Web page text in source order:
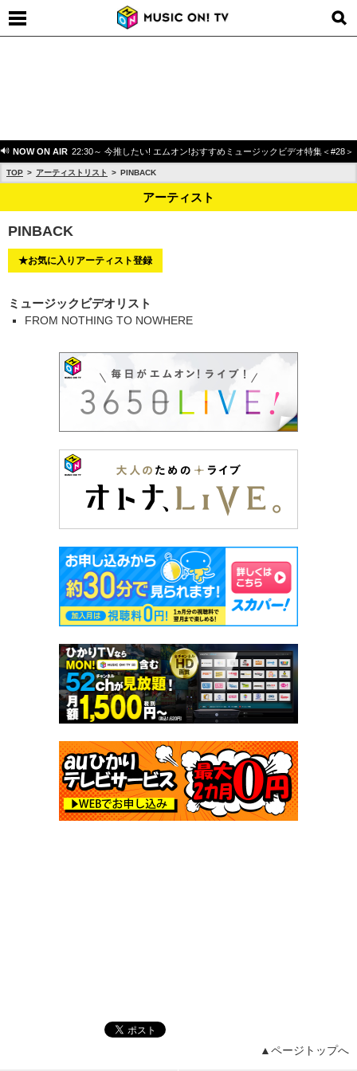
NOW ON AIR 22:30～ 今推したい! エムオン!おすすめミュージックビデオ特集＜#28＞
TOP アーティストリスト PINBACK
アーティスト
PINBACK
★お気に入りアーティスト登録
ミュージックビデオリスト
FROM NOTHING TO NOWHERE
▲ページトップへ